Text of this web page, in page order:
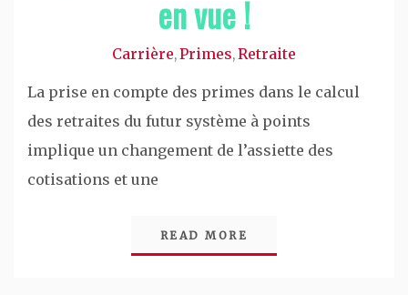
en vue !
Carrière,Primes,Retraite
La prise en compte des primes dans le calcul
des retraites du futur système à points
implique un changement de l’assiette des
cotisations et une
READ MORE